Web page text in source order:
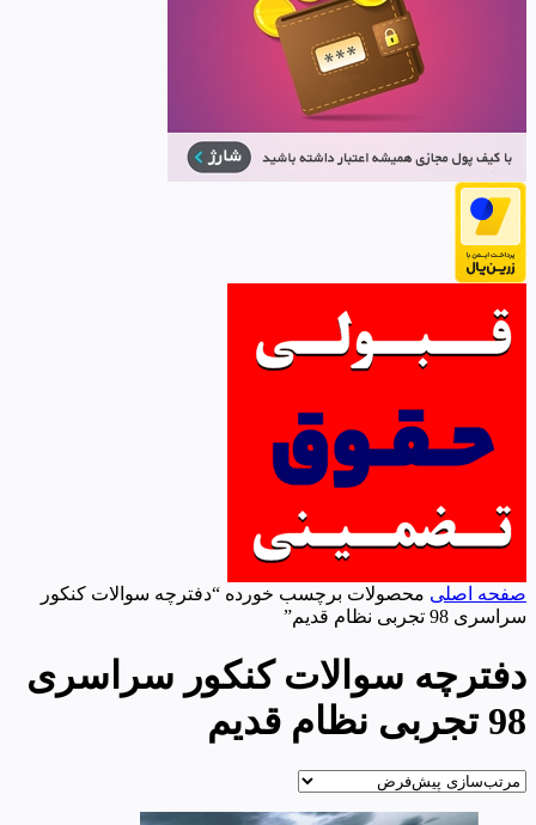
صفحه اصلی محصولات برچسب خورده “دفترچه سوالات کنکور
سراسری 98 تجربی نظام قدیم”
دفترچه سوالات کنکور سراسری
98 تجربی نظام قدیم